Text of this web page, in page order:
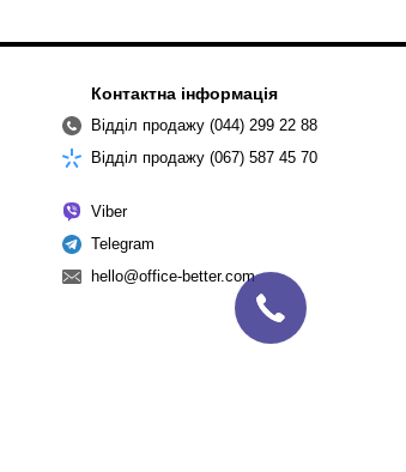
Контактна інформація
Відділ продажу (044) 299 22 88
Відділ продажу (067) 587 45 70
Viber
Telegram
hello@office-better.com